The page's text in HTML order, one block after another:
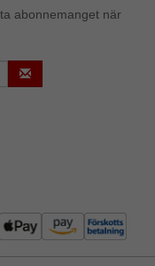
abonnemanget när